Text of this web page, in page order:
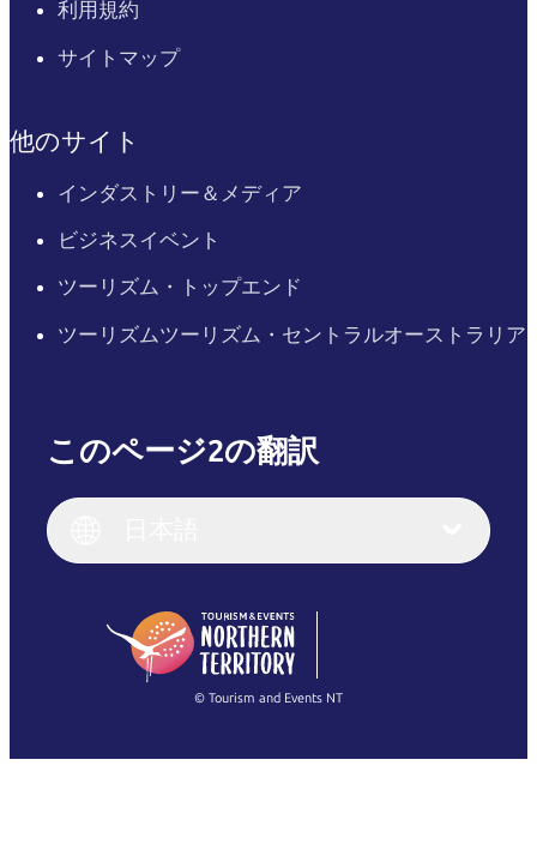
利用規約
サイトマップ
他のサイト
インダストリー＆メディア
ビジネスイベント
ツーリズム・トップエンド
ツーリズムツーリズム・セントラルオーストラリア
このページ2の翻訳
English (US)
English
(Singapore)
Français
繁體中文
© Tourism and Events NT